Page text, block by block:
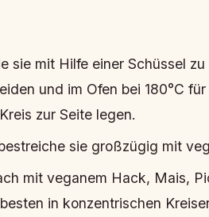
sie mit Hilfe einer Schüssel
und im Ofen bei 180°C
zur Seite legen.
sie großzügig mit
mit veganem Hack, Mais,
in konzentrischen